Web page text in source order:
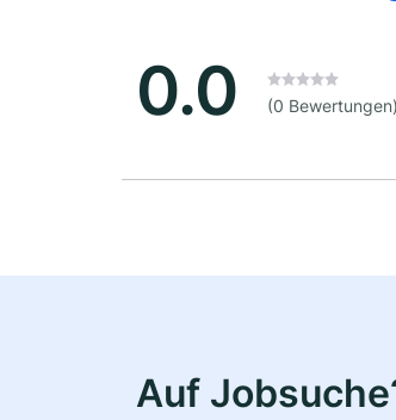
0.0 (0 Bewertungen)
Auf